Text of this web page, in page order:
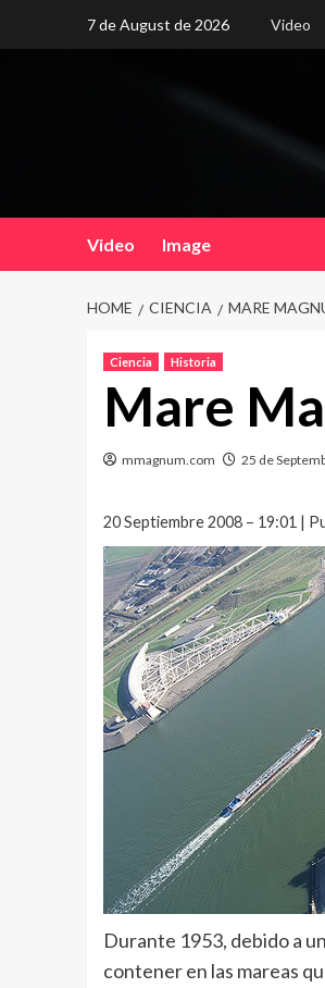
7 de August de 2026 Video
Video Image
HOME CIENCIA MARE
Ciencia Historia
Mare
mmagnum.com 25 de
20 Septiembre 2008 – 19:01 |
Durante 1953, debido a
contener en las mareas